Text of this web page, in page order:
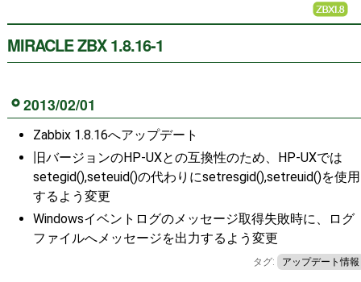
MIRACLE ZBX 1.8.16-1
2013/02/01
Zabbix 1.8.16へアップデート
旧バージョンのHP-UXとの互換性のため、HP-UXでは
setegid(),seteuid()の代わりにsetresgid(),setreuid()を使用
するよう変更
Windowsイベントログのメッセージ取得失敗時に、ログ
ファイルへメッセージを出力するよう変更
タグ: アップデート情報